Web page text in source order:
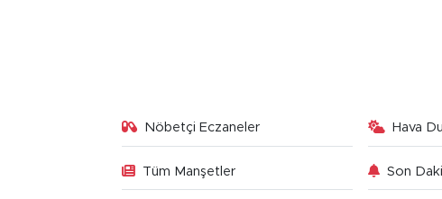
Nöbetçi Eczaneler Hava
Tüm Manşetler Son